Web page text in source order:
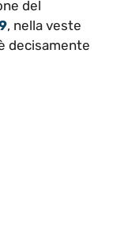
del
, nella veste
decisamente